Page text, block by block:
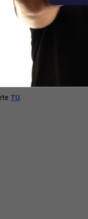
THERAPY
se mohlo zdát.
těsto na 30 minut odložit
balls a snědením 2 kusů
TU